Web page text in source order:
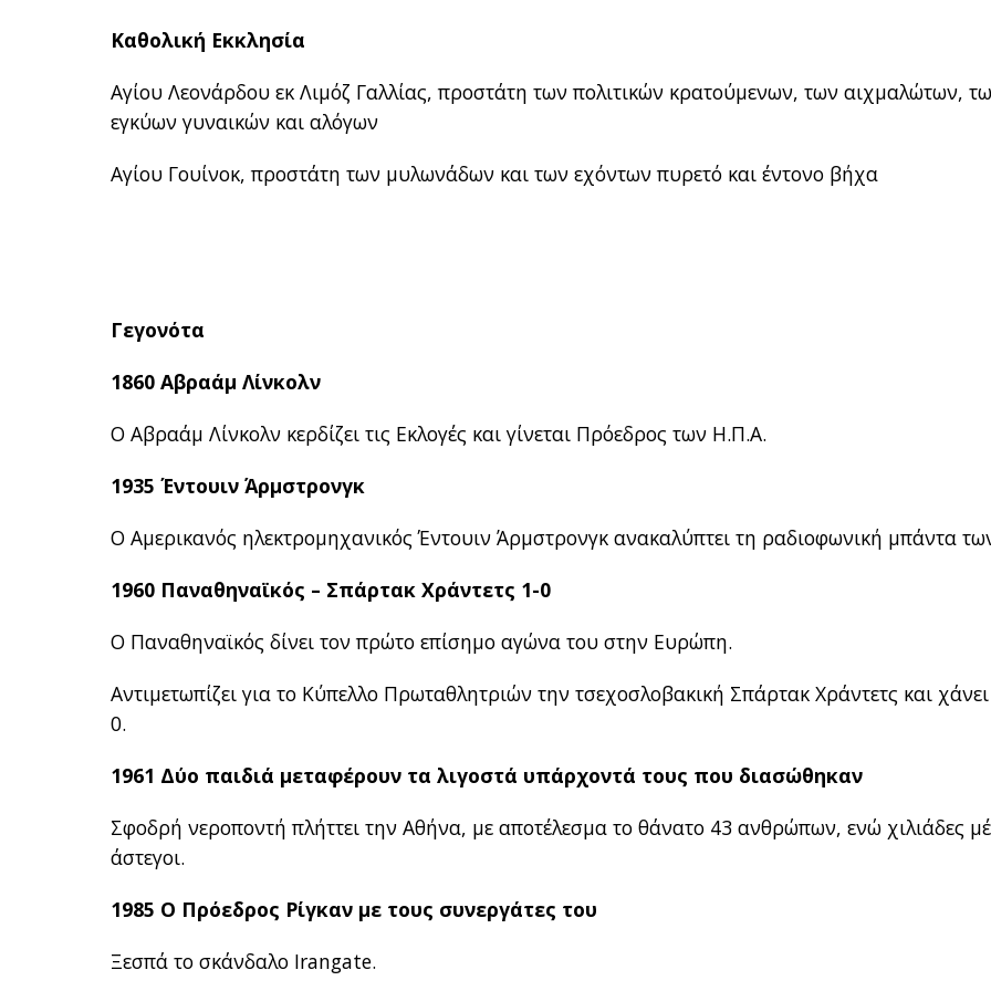
Καθολική Εκκλησία
Αγίου Λεονάρδου εκ Λιμόζ Γαλλίας, προστάτη των πολιτικών κρατούμενων, των αιχμαλώτων,
εγκύων γυναικών και αλόγων
Αγίου Γουίνοκ, προστάτη των μυλωνάδων και των εχόντων πυρετό και έντονο βήχα
Γεγονότα
1860 Αβραάμ Λίνκολν
Ο Αβραάμ Λίνκολν κερδίζει τις Εκλογές και γίνεται Πρόεδρος των Η.Π.Α.
1935 Έντουιν Άρμστρονγκ
Ο Αμερικανός ηλεκτρομηχανικός Έντουιν Άρμστρονγκ ανακαλύπτει τη ραδιοφωνική μπάντα
1960 Παναθηναϊκός – Σπάρτακ Χράντετς 1-0
Ο Παναθηναϊκός δίνει τον πρώτο επίσημο αγώνα του στην Ευρώπη.
Αντιμετωπίζει για το Κύπελλο Πρωταθλητριών την τσεχοσλοβακική Σπάρτακ Χράντετς και
0.
1961 Δύο παιδιά μεταφέρουν τα λιγοστά υπάρχοντά τους που διασώθηκαν
Σφοδρή νεροποντή πλήττει την Αθήνα, με αποτέλεσμα το θάνατο 43 ανθρώπων, ενώ χιλιάδες
άστεγοι.
1985 Ο Πρόεδρος Ρίγκαν με τους συνεργάτες του
Ξεσπά το σκάνδαλο Irangate.